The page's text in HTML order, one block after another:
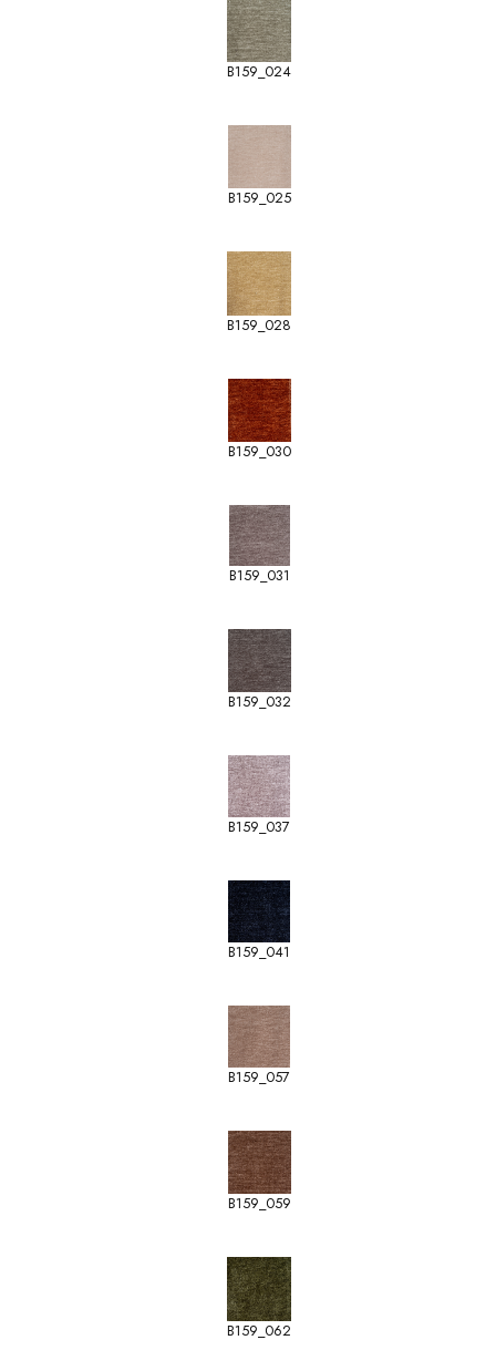
B159_024
B159_025
B159_028
B159_030
B159_031
B159_032
B159_037
B159_041
B159_057
B159_059
B159_062